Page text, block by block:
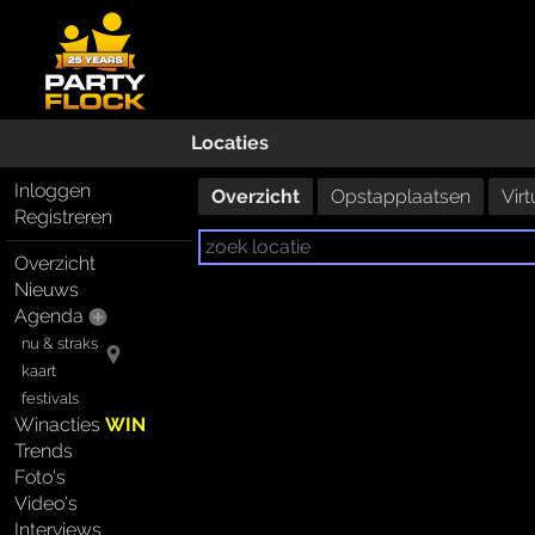
Locaties
Inloggen
Registreren
Overzicht
Nieuws
Agenda
nu & straks
kaart
festivals
WinactiesWIN
Trends
Foto's
Video's
Interviews
Overzicht Opstapplaatsen